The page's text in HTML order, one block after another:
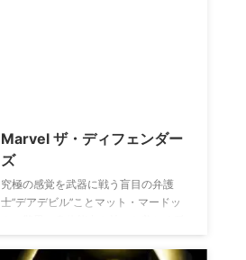
ごす時間が増え、やがて恋に落ちる。
しかし、お互いを想えば想うほど事態
いく。果たして彼らの未来はどうなる
のか？
Marvel ザ・ディフェンダー
ズ
究極の感覚を武器に戦う盲目の弁護
士”デアデビル”ことマット・マードッ
ズ”、人体改造により銃弾をも弾く鋼の